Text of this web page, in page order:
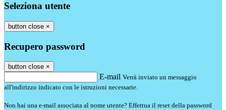
Seleziona utente
button close ×
Recupero password
button close ×
E-mail Verrà inviato un messaggio
all'indirizzo indicato con le istruzioni necessarie.
Non hai una e-mail associata al nome utente? Effettua il reset della password